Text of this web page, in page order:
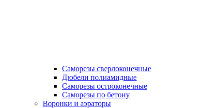
Саморезы сверлоконечные
Дюбели полиамидные
Саморезы остроконечные
Саморезы по бетону
Воронки и аэраторы